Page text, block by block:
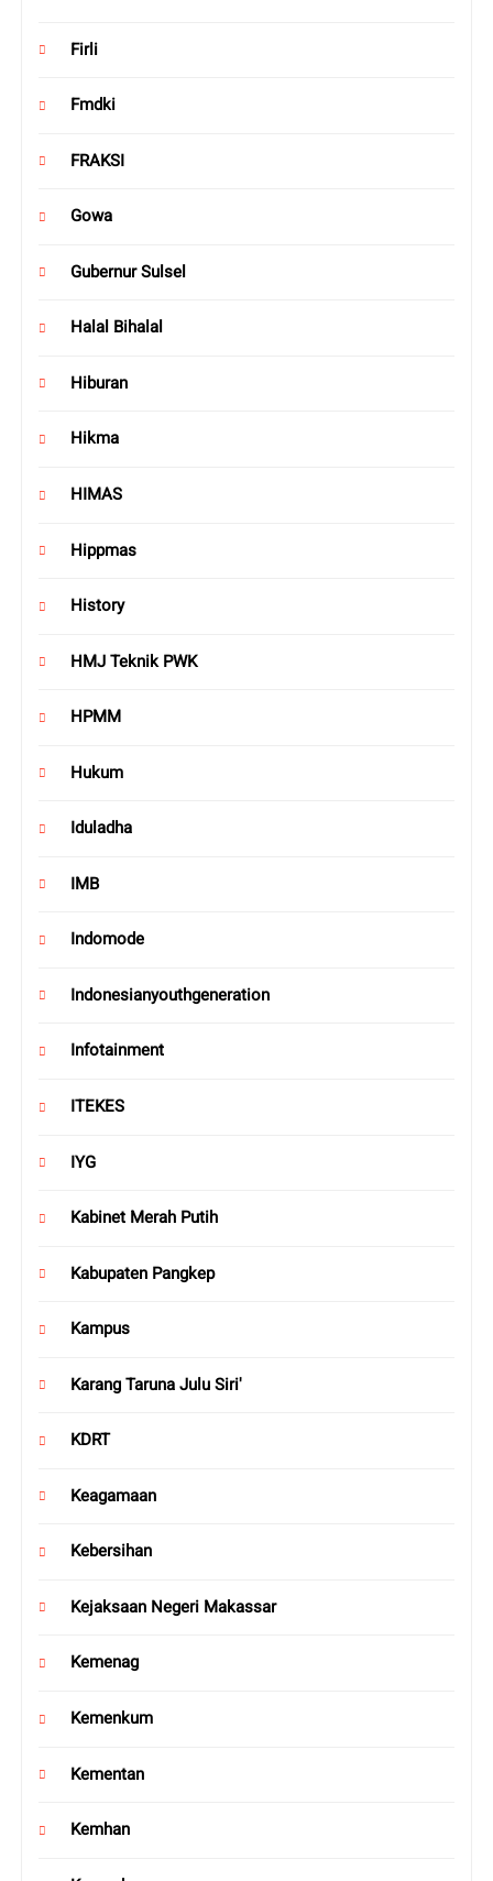
Firli
Fmdki
FRAKSI
Gowa
Gubernur Sulsel
Halal Bihalal
Hiburan
Hikma
HIMAS
Hippmas
History
HMJ Teknik PWK
HPMM
Hukum
Iduladha
IMB
Indomode
Indonesianyouthgeneration
Infotainment
ITEKES
IYG
Kabinet Merah Putih
Kabupaten Pangkep
Kampus
Karang Taruna Julu Siri'
KDRT
Keagamaan
Kebersihan
Kejaksaan Negeri Makassar
Kemenag
Kemenkum
Kementan
Kemhan